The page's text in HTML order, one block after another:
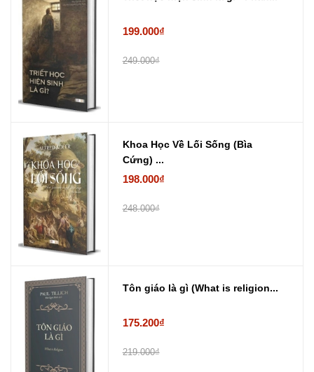
199.000₫
249.000₫
Khoa Học Về Lối Sống (Bìa
Cứng) ...
198.000₫
248.000₫
Tôn giáo là gì (What is religion...
175.200₫
219.000₫